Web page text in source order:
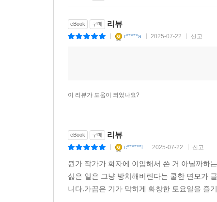
eBook 구매 리뷰
r*****a 2025-07-22 신고
이 리뷰가 도움이 되었나요?
eBook 구매 리뷰
c******l 2025-07-22 신고
뭔가 작가가 화자에 이입해서 쓴 거 아닐까하
싫은 일은 그냥 방치해버린다는 쿨한 면모가
니다.가끔은 기가 막히게 화창한 토요일을 즐